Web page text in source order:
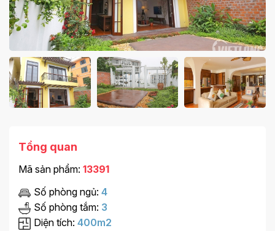
Tổng quan
Mã sản phẩm: 13391
Số phòng ngủ: 4
Số phòng tắm: 3
Diện tích: 400m2